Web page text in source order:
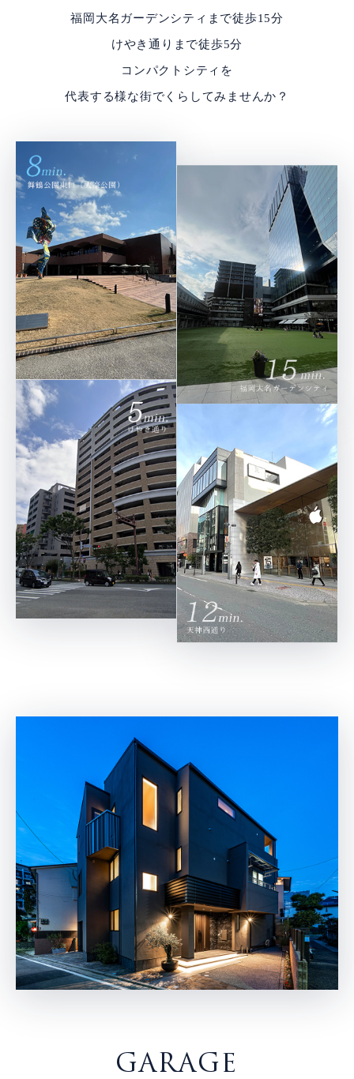
福岡大名ガーデンシティまで徒歩15分
けやき通りまで徒歩5分
コンパクトシティを
代表する様な街でくらしてみませんか？
GARAGE